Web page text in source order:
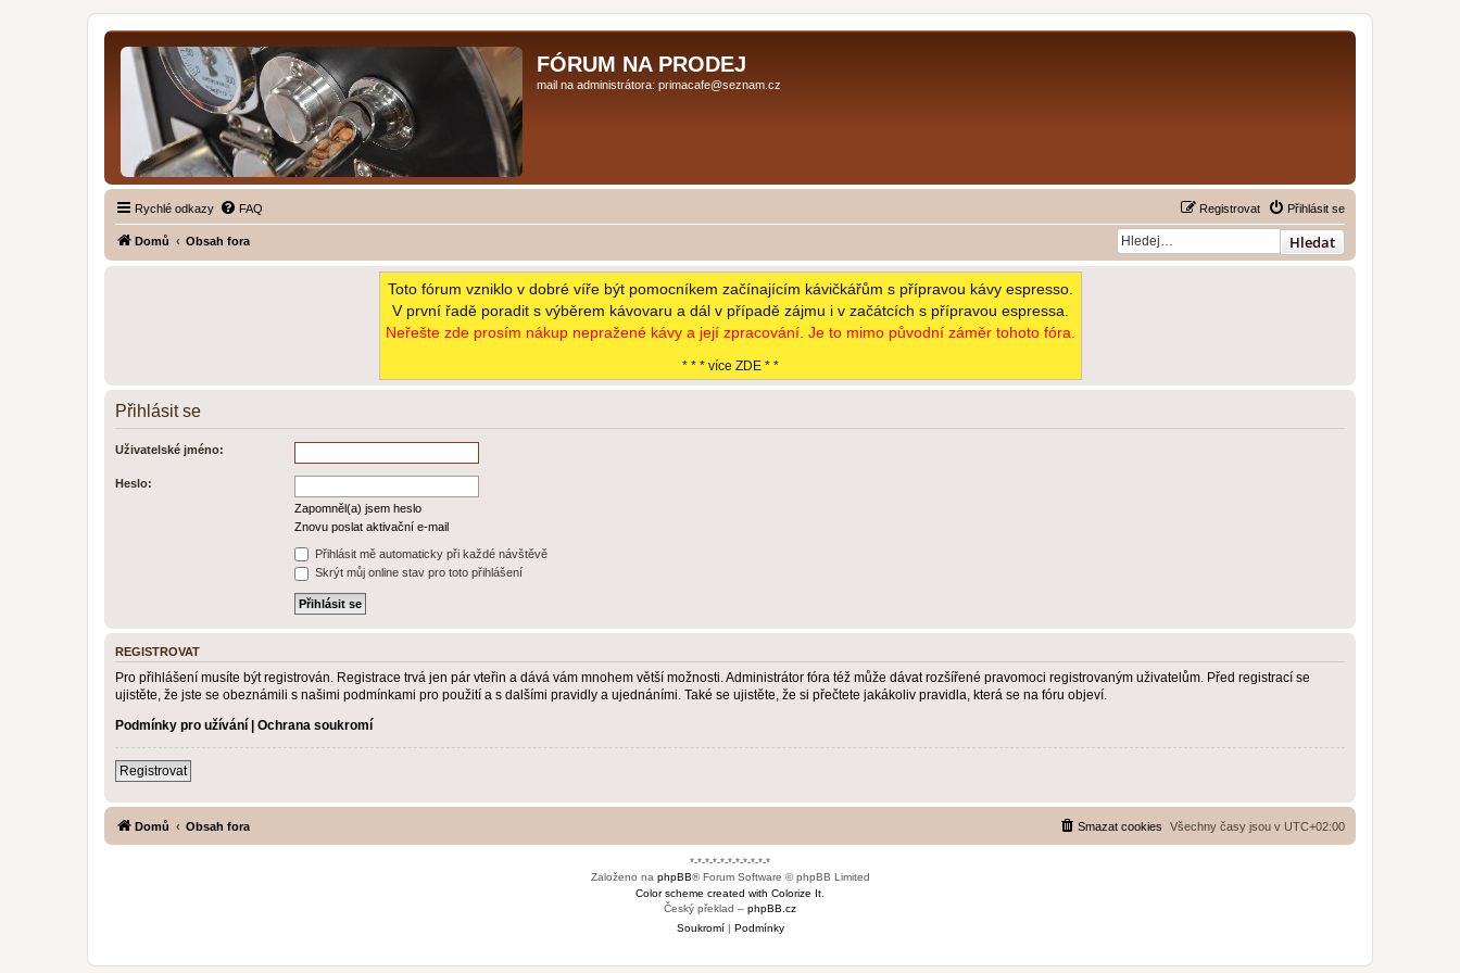
FÓRUM NA PRODEJ
mail na administrátora: primacafe@seznam.cz
Rychlé odkazy FAQ Přihlásit se
Registrovat
Domů Obsah fora Hledat
Toto fórum vzniklo v dobré víře být pomocníkem začínajícím kávičkářům s přípravou kávy espresso.
V první řadě poradit s výběrem kávovaru a dál v případě zájmu i v začátcích s přípravou espressa.
Neřešte zde prosím nákup nepražené kávy a její zpracování. Je to mimo původní záměr tohoto fóra.
* * * více ZDE * *
Přihlásit se
Uživatelské jméno:
Heslo:
Zapomněl(a) jsem heslo
Znovu poslat aktivační e-mail
Přihlásit mě automaticky při každé návštěvě
Skrýt můj online stav pro toto přihlášení
REGISTROVAT
Pro přihlášení musíte být registrován. Registrace trvá jen pár vteřin a dává vám mnohem větší možnosti. Administrátor fóra též může dávat rozšířené pravomoci registrovaným uživatelům. Před registrací se
ujistěte, že jste se obeznámili s našimi podmínkami pro použití a s dalšími pravidly a ujednáními. Také se ujistěte, že si přečtete jakákoliv pravidla, která se na fóru objeví.
Podmínky pro užívání | Ochrana soukromí
Registrovat
Domů Obsah fora Všechny časy jsou v UTC+02:00
Smazat cookies
*-*-*-*-*-*-*-*-*-*-*
Založeno na phpBB® Forum Software © phpBB Limited
Color scheme created with Colorize It
Český překlad – phpBB.cz
Soukromí| Podmínky